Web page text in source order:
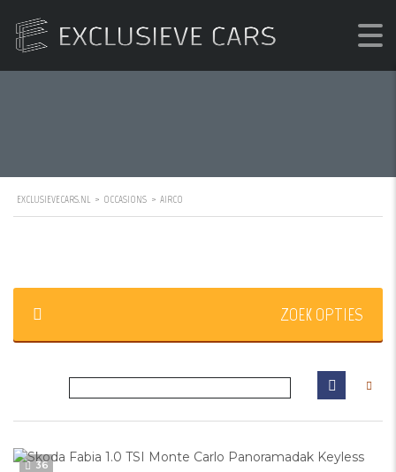
EXCLUSIEVECARS.NL > OCCASIONS > AIRCO
ZOEK OPTIES
36